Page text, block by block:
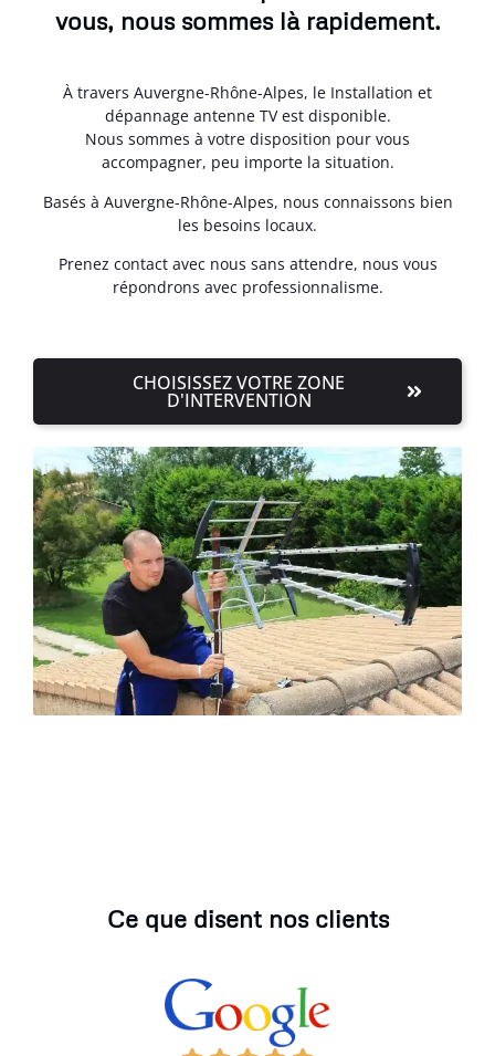
vous, nous sommes là rapidement.
À travers Auvergne-Rhône-Alpes, le Installation et
dépannage antenne TV est disponible.
Nous sommes à votre disposition pour vous
accompagner, peu importe la situation.
Basés à Auvergne-Rhône-Alpes, nous connaissons bien
les besoins locaux.
Prenez contact avec nous sans attendre, nous vous
répondrons avec professionnalisme.
CHOISISSEZ VOTRE ZONE
D'INTERVENTION
Ce que disent nos clients